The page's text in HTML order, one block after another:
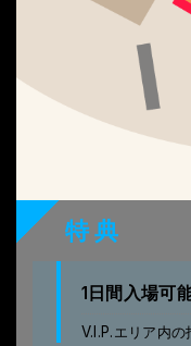
特典
1日間入場可
V.I.P.エリア内の